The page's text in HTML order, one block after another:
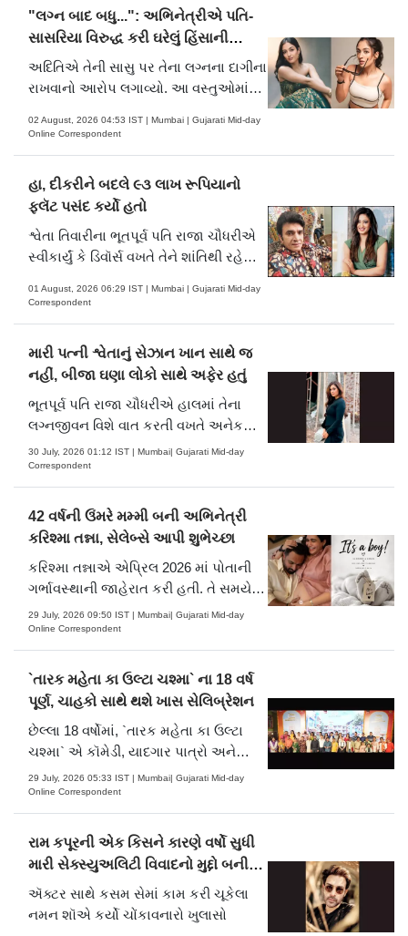
"લગ્ન બાદ બધુ...": અભિનેત્રીએ પતિ-
સાસરિયા વિરુદ્ધ કરી ઘરેલું હિંસાની
ફરિયાદ
અદિતિએ તેની સાસુ પર તેના લગ્નના દાગીના
રાખવાનો આરોપ લગાવ્યો. આ વસ્તુઓમાં
અને બંગડીઓનો સમાવેશ થાય છે. ફરિયાદ
02 August, 2026 04:53 IST | Mumbai | Gujarati Mid-day
Online Correspondent
હા, દીકરીને બદલે ૯૩ લાખ રૂપિયાનો
ફ્લૅટ પસંદ કર્યો હતો
શ્વેતા તિવારીના ભૂતપૂર્વ પતિ રાજા ચૌધરીએ
સ્વીકાર્યું કે ડિવૉર્સ વખતે તેને શાંતિથી રહેવા
નામે માલિકી રાખવાની માગણી કરી હતી. હું
01 August, 2026 06:29 IST | Mumbai | Gujarati Mid-day
Correspondent
મારી પત્ની શ્વેતાનું સેઝાન ખાન સાથે જ
નહીં, બીજા ઘણા લોકો સાથે અફેર હતું
ભૂતપૂર્વ પતિ રાજા ચૌધરીએ હાલમાં તેના
લગ્નજીવન વિશે વાત કરતી વખતે અનેક
આરોપ મૂક્યા છે
30 July, 2026 01:12 IST | Mumbai| Gujarati Mid-day
Correspondent
42 વર્ષની ઉંમરે મમ્મી બની અભિનેત્રી
કરિશ્મા તન્ના, સેલેબ્સે આપી શુભેચ્છા
કરિશ્મા તન્નાએ એપ્રિલ 2026 માં પોતાની
ગર્ભાવસ્થાની જાહેરાત કરી હતી. તે સમયે,
તેણે એ એક પોસ્ટ શૅર કરી હતી જેમાં
ખુલાસો થયો હતો કે ઑગસ્ટમાં નવા
બાળકનું આગમન થવાની અપેક્ષા છે. તુલુ
પરંપરાઓ અનુસાર આયોજિત તેનો બેબી
શાવર સમારોહ મે મહિનામાં થયો હતો.
29 July, 2026 09:50 IST | Mumbai| Gujarati Mid-day
Online Correspondent
`તારક મહેતા કા ઉલ્ટા ચશ્મા` ના 18 વર્ષ
પૂર્ણ, ચાહકો સાથે થશે ખાસ સેલિબ્રેશન
છેલ્લા 18 વર્ષોમાં, `તારક મહેતા કા ઉલ્ટા
ચશ્મા` એ કૉમેડી, યાદગાર પાત્રો અને
સામાજિક સંદેશાઓ દ્વારા પોતાના માટે એક
અનોખું સ્થાન બનાવ્યું છે. ગોકુલધામ
સોસાયટી હવે તેના 19મા વર્ષમાં પ્રવેશ કરતી
વખતે એક નવા અવતારમાં દેખાશે.
29 July, 2026 05:33 IST | Mumbai| Gujarati Mid-day
Online Correspondent
રામ કપૂરની એક કિસને કારણે વર્ષો સુધી
મારી સેક્સ્યુઅલિટી વિવાદનો મુદ્દો બની
હતી
ઍક્ટર સાથે કસમ સેમાં કામ કરી ચૂકેલા
નમન શૉએ કર્યો ચોંકાવનારો ખુલાસો